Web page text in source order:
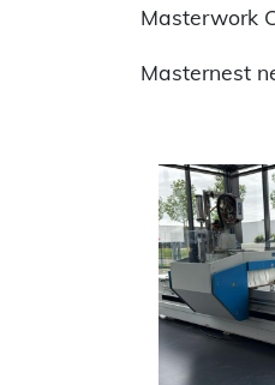
Masterwork
Masternest